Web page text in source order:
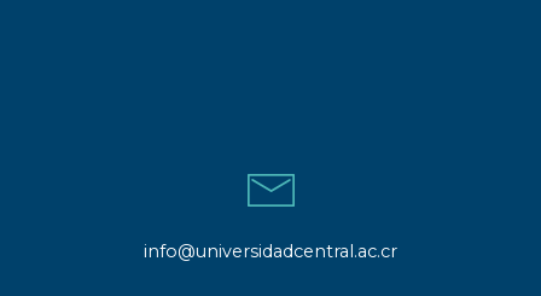
info@universidadcentral.ac.cr